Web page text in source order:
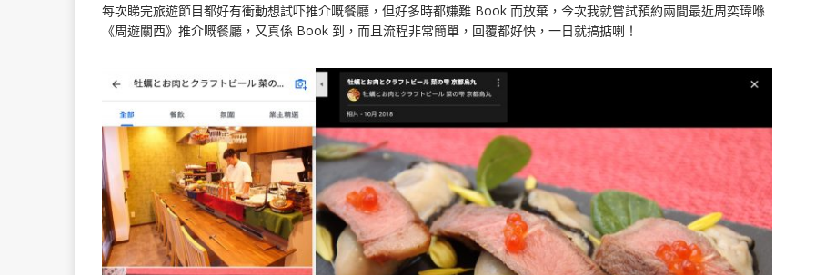
每次睇完旅遊節目都好有衝動想試吓推介嘅餐廳，但好多時都嫌難 Book 而放棄，今次我就嘗試預約兩間最近周奕瑋喺
《周遊關西》推介嘅餐廳，又真係 Book 到，而且流程非常簡單，回覆都好快，一日就搞掂喇！